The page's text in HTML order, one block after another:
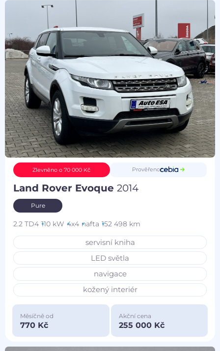
Zlevněno o 70 000 Kč Prověřeno
Land Rover Evoque2014
Pure
2.2 TD4 110 kW 4x4 nafta 152 498 km
servisní kniha
LED světla
navigace
kožený interiér
Měsíčně od
770 Kč
Akční cena
255 000 Kč